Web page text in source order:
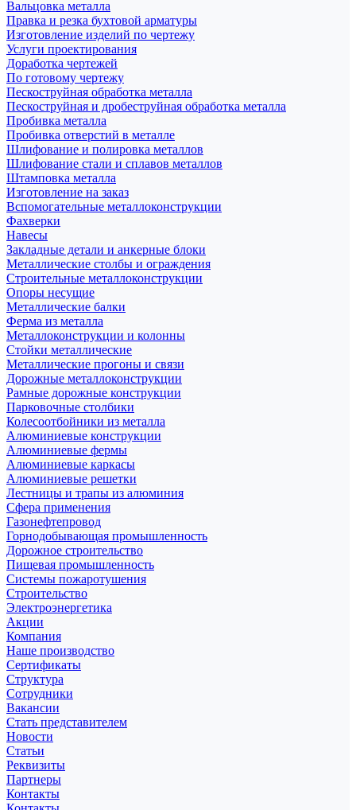
Вальцовка металла
Правка и резка бухтовой арматуры
Изготовление изделий по чертежу
Услуги проектирования
Доработка чертежей
По готовому чертежу
Пескоструйная обработка металла
Пескоструйная и дробеструйная обработка металла
Пробивка металла
Пробивка отверстий в металле
Шлифование и полировка металлов
Шлифование стали и сплавов металлов
Штамповка металла
Изготовление на заказ
Вспомогательные металлоконструкции
Фахверки
Навесы
Закладные детали и анкерные блоки
Металлические столбы и ограждения
Строительные металлоконструкции
Опоры несущие
Металлические балки
Ферма из металла
Металлоконструкции и колонны
Стойки металлические
Металлические прогоны и связи
Дорожные металлоконструкции
Рамные дорожные конструкции
Парковочные столбики
Колесоотбойники из металла
Алюминиевые конструкции
Алюминиевые фермы
Алюминиевые каркасы
Алюминиевые решетки
Лестницы и трапы из алюминия
Сфера применения
Газонефтепровод
Горнодобывающая промышленность
Дорожное строительство
Пищевая промышленность
Системы пожаротушения
Строительство
Электроэнергетика
Акции
Компания
Наше производство
Сертификаты
Структура
Сотрудники
Вакансии
Стать представителем
Новости
Статьи
Реквизиты
Партнеры
Контакты